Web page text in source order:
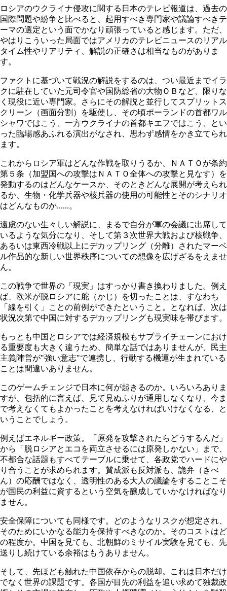
ロシアのウクライナ侵攻に関する日本のテレビ報道は、過去の
国際問題や紛争と比べると、起用すべき専門家や議論すべきテ
ーマの選定という面でかなり頑張っていると感じます。ただ、
やはりこういった局面ではアメリカのテレビニュースのリアル
タイム性やリアリティ、解説の正確さは相当なものがありま
す。
ファクトに基づいて戦況の解説をするのは、つい最近までイラ
クに駐在していた元司令官や国防総省の大物ＯＢなど、限りな
く現役に近い専門家。さらにその解説と並行してスプリットス
クリーン（画面分割）を駆使し、その頃ポーランドの首都ワル
シャワではこう、一方ウクライナの首都キエフではこう、とい
った臨場感あふれる演出がなされ、思わず感情をかき立てられ
ます。
これからロシア軍はどんな作戦を取りうるか、ＮＡＴＯが条約
第５条（加盟国への攻撃はＮＡＴＯ全体への攻撃と見なす）を
発動するのはどんなケースか、そのときどんな展開が考えられ
るか、生物・化学兵器や核兵器の使用の可能性とそのシナリオ
はどんなものか......。
遠慮のない生々しい解説に、まるで自分が軍の会議に出席して
いるような気分になり、そして第３次世界大戦および核戦争、
あるいは東西冷戦以上にデカップリング（分離）されたマーベ
ル作品的な新しい世界秩序についての想像を広げざるをえませ
ん。
この戦争で世界の「現実」はすっかり書き換わりました。例え
ば、欧米が脱ロシアに舵（かじ）を切ったことは、すなわち
「線を引く」ことの前例ができたということ。となれば、次は
状況次第で中国に対するデカップリングも現実味を帯びます。
もっとも中国とロシアでは経済規模もサプライチェーンにおけ
る重要度も大きく違うため、簡単な話ではありませんが、民主
主義陣営が"強い意志"で連携し、行動する機運が生まれている
ことは間違いありません。
このゲームチェンジで日本に何が起きるのか。いろいろありま
すが、包括的に言えば、見て見ぬふりが通用しなくなり、今ま
で考えなくてもよかったことを考えなければいけなくなる、と
いうことでしょう。
例えばエネルギー政策。「原発を攻撃されたらどうするんだ」
から「脱ロシアとエコを両立させるには原発しかない」まで、
不都合な話題もすべてテーブルに乗せて、各政党でハードにや
り合うことが求められます。賛成派も反対派も、詭弁（きべ
ん）の応酬ではなく、透明性のある大人の議論をすることこそ
が国民の利益に資するという空気を醸成していかなければなり
ません。
安全保障についても同様です。どのようなリスクが想定され、
そのためにいかなる能力を保持すべきなのか。そのコストはど
の程度か。中国を見ても、北朝鮮のミサイル実験を見ても、先
送りし続けている余裕はもうありません。
そして、先ほども触れた中国依存からの脱却。これは日本だけ
でなく世界の課題です。各国が目先の利益を追い求めて独裁政